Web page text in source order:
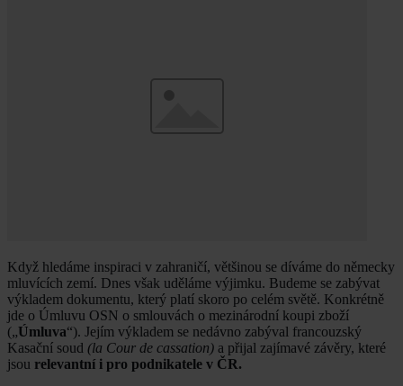
Když hledáme inspiraci v zahraničí, většinou se díváme do německy
mluvících zemí. Dnes však uděláme výjimku. Budeme se zabývat
výkladem dokumentu, který platí skoro po celém světě. Konkrétně
jde o Úmluvu OSN o smlouvách o mezinárodní koupi zboží
(„Úmluva“). Jejím výkladem se nedávno zabýval francouzský
Kasační soud (la Cour de cassation) a přijal zajímavé závěry, které
jsou relevantní i pro podnikatele v ČR.